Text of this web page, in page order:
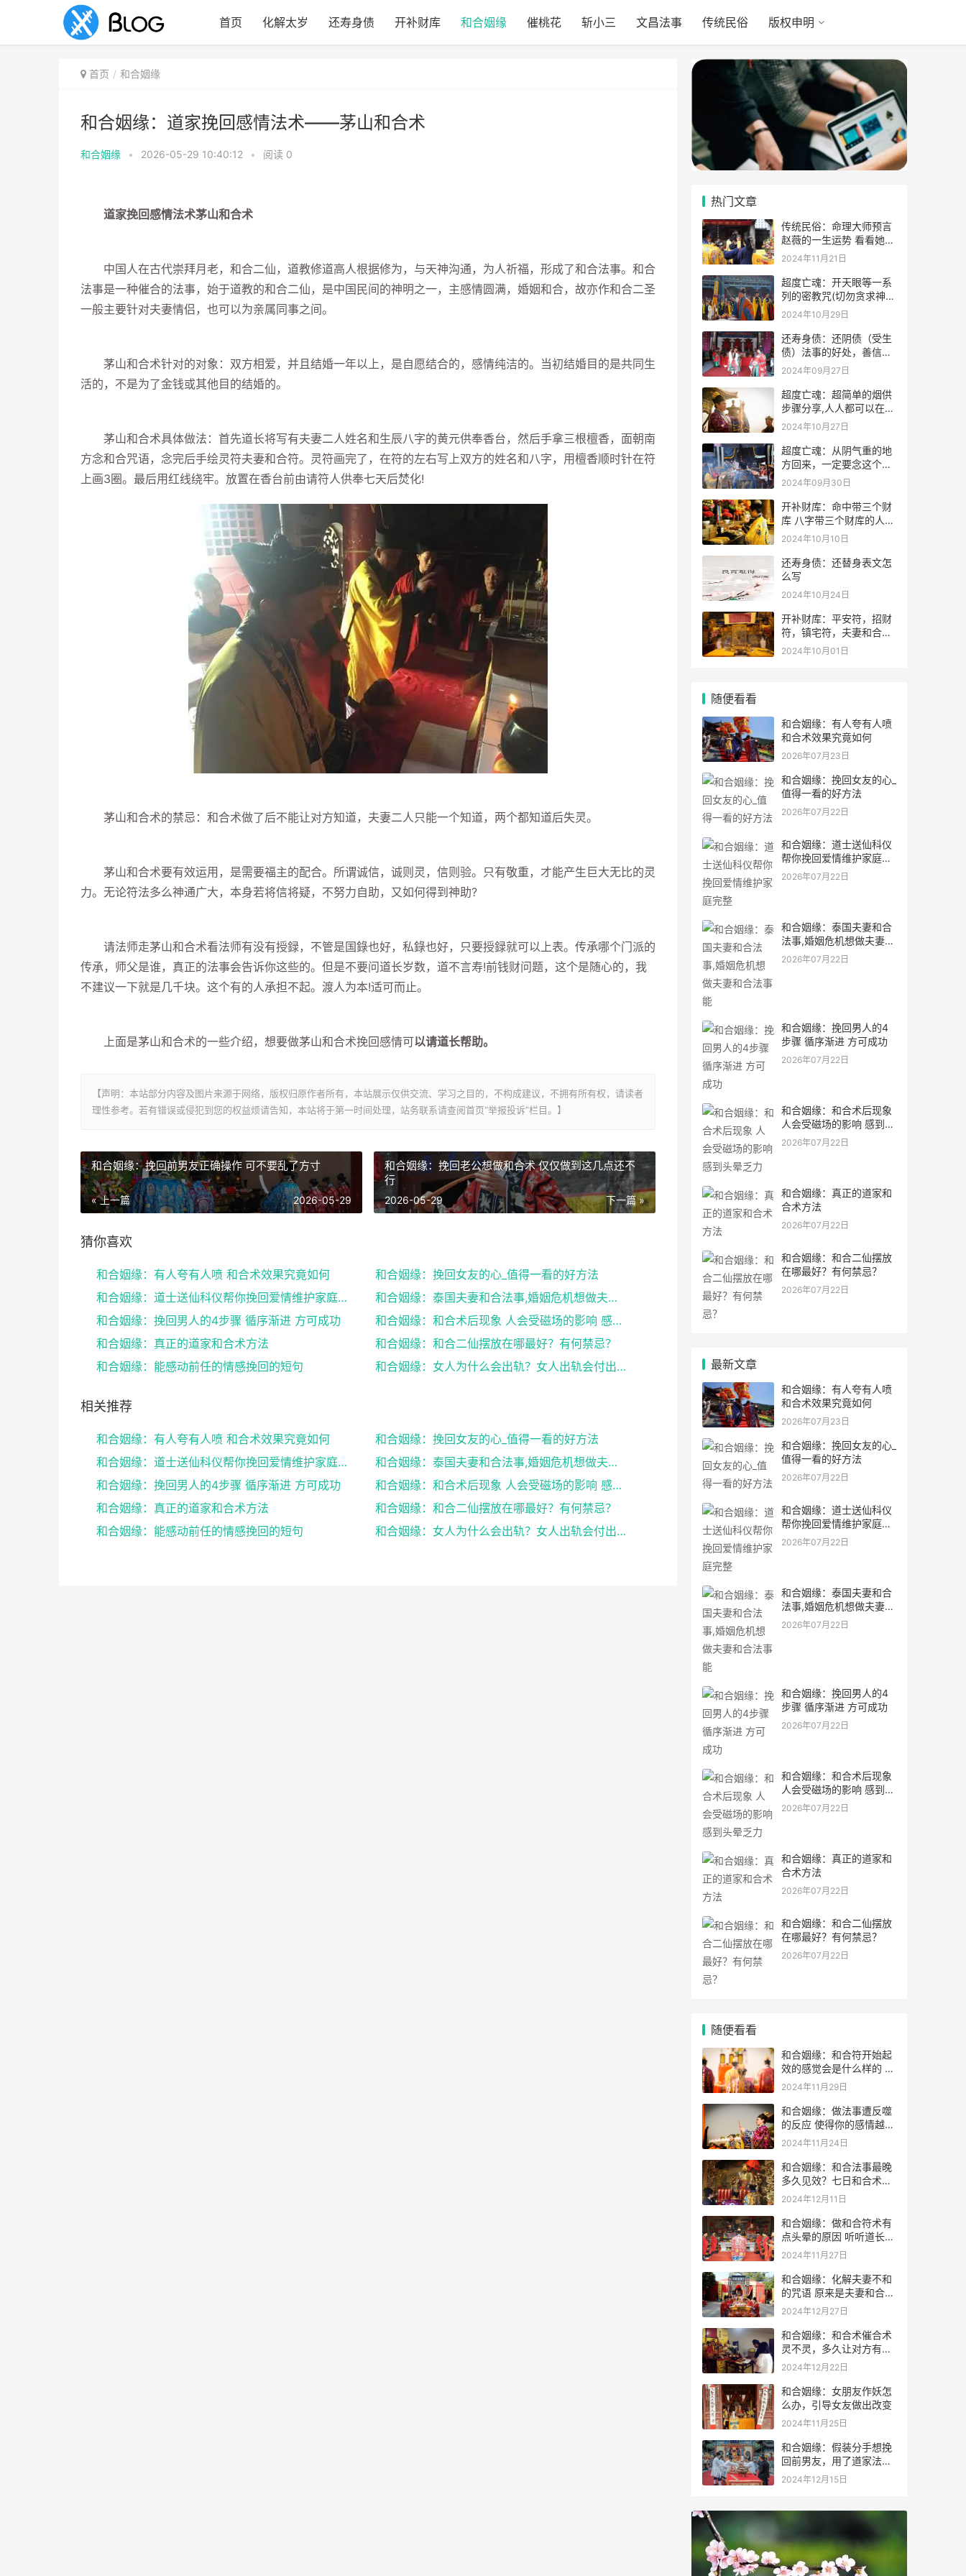
首页 化解太岁 还寿身债 开补财库 和合姻缘 催桃花 斩小三 文昌法事 传统民俗 版权申明
首页 和合姻缘
和合姻缘：道家挽回感情法术——茅山和合术
和合姻缘 • 2026-05-29 10:40:12 • 阅读 0
道家挽回感情法术茅山和合术
中国人在古代崇拜月老，和合二仙，道教修道高人根据修为，与天神沟通，为人祈福，形成了和合法事。和合
法事是一种催合的法事，始于道教的和合二仙，是中国民间的神明之一，主感情圆满，婚姻和合，故亦作和合二圣
一般主要针对夫妻情侣，也可以为亲属同事之间。
茅山和合术针对的对象：双方相爱，并且结婚一年以上，是自愿结合的，感情纯洁的。当初结婚目的是共同生
活的，不是为了金钱或其他目的结婚的。
茅山和合术具体做法：首先道长将写有夫妻二人姓名和生辰八字的黄元供奉香台，然后手拿三根檀香，面朝南
方念和合咒语，念完后手绘灵符夫妻和合符。灵符画完了，在符的左右写上双方的姓名和八字，用檀香顺时针在符
上画3圈。最后用红线绕牢。放置在香台前由请符人供奉七天后焚化!
茅山和合术的禁忌：和合术做了后不能让对方知道，夫妻二人只能一个知道，两个都知道后失灵。
茅山和合术要有效运用，是需要福主的配合。所谓诚信，诚则灵，信则验。只有敬重，才能产生巨大无比的灵
力。无论符法多么神通广大，本身若将信将疑，不努力自助，又如何得到神助?
请法师走茅山和合术看法师有没有授録，不管是国錄也好，私錄也好，只要授録就可以上表。传承哪个门派的
传承，师父是谁，真正的法事会告诉你这些的。但是不要问道长岁数，道不言寿!前钱财问题，这个是随心的，我
不建议一下就是几千块。这个有的人承担不起。渡人为本!适可而止。
上面是茅山和合术的一些介绍，想要做茅山和合术挽回感情可以请道长帮助。
【声明：本站部分内容及图片来源于网络，版权归原作者所有，本站展示仅供交流、学习之目的，不构成建议，不拥有所有权，请读者
理性参考。若有错误或侵犯到您的权益烦请告知，本站将于第一时间处理，站务联系请查阅首页“举报投诉”栏目。】
和合姻缘：挽回前男友正确操作 可不要乱了方寸
« 上一篇 2026-05-29
和合姻缘：挽回老公想做和合术 仅仅做到这几点还不
行
下一篇 »
2026-05-29
猜你喜欢
和合姻缘：有人夸有人喷 和合术效果究竟如何
和合姻缘：挽回女友的心_值得一看的好方法
和合姻缘：道士送仙科仪帮你挽回爱情维护家庭完整
和合姻缘：泰国夫妻和合法事,婚姻危机想做夫妻和合法...
和合姻缘：挽回男人的4步骤 循序渐进 方可成功
和合姻缘：和合术后现象 人会受磁场的影响 感到头晕...
和合姻缘：真正的道家和合术方法
和合姻缘：和合二仙摆放在哪最好？有何禁忌？
和合姻缘：能感动前任的情感挽回的短句
和合姻缘：女人为什么会出轨？女人出轨会付出感情吗？
相关推荐
和合姻缘：有人夸有人喷 和合术效果究竟如何
和合姻缘：挽回女友的心_值得一看的好方法
和合姻缘：道士送仙科仪帮你挽回爱情维护家庭完整
和合姻缘：泰国夫妻和合法事,婚姻危机想做夫妻和合法...
和合姻缘：挽回男人的4步骤 循序渐进 方可成功
和合姻缘：和合术后现象 人会受磁场的影响 感到头晕...
和合姻缘：真正的道家和合术方法
和合姻缘：和合二仙摆放在哪最好？有何禁忌？
和合姻缘：能感动前任的情感挽回的短句
和合姻缘：女人为什么会出轨？女人出轨会付出感情吗？
热门文章
传统民俗：命理大师预言
赵薇的一生运势 看看她的
表示
2024年11月21日
超度亡魂：开天眼等一系
列的密教咒(切勿贪求神
通)
2024年10月29日
还寿身债：还阴债（受生
债）法事的好处，善信必
看！
2024年09月27日
超度亡魂：超简单的烟供
步骤分享,人人都可以在家
做烟供
2024年10月27日
超度亡魂：从阴气重的地
方回来，一定要念这个
咒！
2024年09月30日
开补财库：命中带三个财
库 八字带三个财库的人是
不是很有钱？
2024年10月10日
还寿身债：还替身表文怎
么写
2024年10月24日
开补财库：平安符，招财
符，镇宅符，夫妻和合符.
灵符符咒.
2024年10月01日
随便看看
和合姻缘：有人夸有人喷
和合术效果究竟如何
2026年07月23日
和合姻缘：挽回女友的心_
值得一看的好方法
2026年07月22日
和合姻缘：道士送仙科仪
帮你挽回爱情维护家庭完
整
2026年07月22日
和合姻缘：泰国夫妻和合
法事,婚姻危机想做夫妻和
合法事能
2026年07月22日
和合姻缘：挽回男人的4
步骤 循序渐进 方可成功
2026年07月22日
和合姻缘：和合术后现象
人会受磁场的影响 感到头
晕乏力
2026年07月22日
和合姻缘：真正的道家和
合术方法
2026年07月22日
和合姻缘：和合二仙摆放
在哪最好？有何禁忌？
2026年07月22日
最新文章
和合姻缘：有人夸有人喷
和合术效果究竟如何
2026年07月23日
和合姻缘：挽回女友的心_
值得一看的好方法
2026年07月22日
和合姻缘：道士送仙科仪
帮你挽回爱情维护家庭完
整
2026年07月22日
和合姻缘：泰国夫妻和合
法事,婚姻危机想做夫妻和
合法事能
2026年07月22日
和合姻缘：挽回男人的4
步骤 循序渐进 方可成功
2026年07月22日
和合姻缘：和合术后现象
人会受磁场的影响 感到头
晕乏力
2026年07月22日
和合姻缘：真正的道家和
合术方法
2026年07月22日
和合姻缘：和合二仙摆放
在哪最好？有何禁忌？
2026年07月22日
随便看看
和合姻缘：和合符开始起
效的感觉会是什么样的 如
何判断和合术是否起效
2024年11月29日
和合姻缘：做法事遭反噬
的反应 使得你的感情越变
越差
2024年11月24日
和合姻缘：和合法事最晚
多久见效？七日和合术可
靠吗？
2024年12月11日
和合姻缘：做和合符术有
点头晕的原因 听听道长的
解析
2024年11月27日
和合姻缘：化解夫妻不和
的咒语 原来是夫妻和合术
咒语
2024年12月27日
和合姻缘：和合术催合术
灵不灵，多久让对方有感
应？
2024年12月22日
和合姻缘：女朋友作妖怎
么办，引导女友做出改变
2024年11月25日
和合姻缘：假装分手想挽
回前男友，用了道家法术
成功进行挽回
2024年12月15日